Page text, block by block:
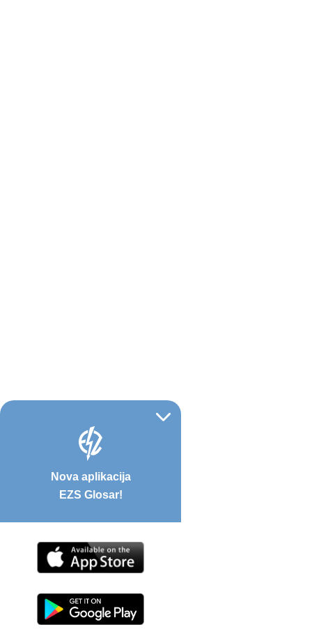
Nova aplikacija
EZS Glosar!